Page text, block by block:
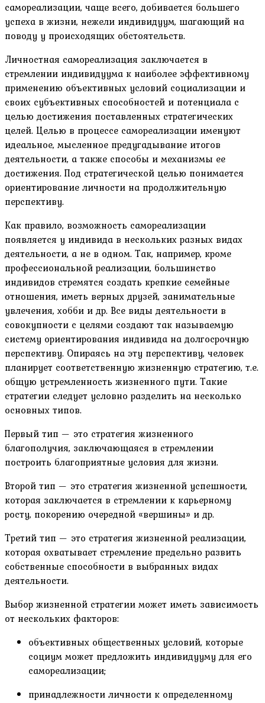
самореализации, чаще всего, добивается большего
успеха в жизни, нежели индивидуум, шагающий на
поводу у происходящих обстоятельств.
Личностная самореализация заключается в
стремлении индивидуума к наиболее эффективному
применению объективных условий социализации и
своих субъективных способностей и потенциала с
целью достижения поставленных стратегических
целей. Целью в процессе самореализации именуют
идеальное, мысленное предугадывание итогов
деятельности, а также способы и механизмы ее
достижения. Под стратегической целью понимается
ориентирование личности на продолжительную
перспективу.
Как правило, возможность самореализации
появляется у индивида в нескольких разных видах
деятельности, а не в одном. Так, например, кроме
профессиональной реализации, большинство
индивидов стремятся создать крепкие семейные
отношения, иметь верных друзей, занимательные
увлечения, хобби и др. Все виды деятельности в
совокупности с целями создают так называемую
систему ориентирования индивида на долгосрочную
перспективу. Опираясь на эту перспективу, человек
планирует соответственную жизненную стратегию, т.е.
общую устремленность жизненного пути. Такие
стратегии следует условно разделить на несколько
основных типов.
Первый тип — это стратегия жизненного
благополучия, заключающаяся в стремлении
построить благоприятные условия для жизни.
Второй тип — это стратегия жизненной успешности,
которая заключается в стремлении к карьерному
росту, покорению очередной «вершины» и др.
Третий тип — это стратегия жизненной реализации,
которая охватывает стремление предельно развить
собственные способности в выбранных видах
деятельности.
Выбор жизненной стратегии может иметь зависимость
от нескольких факторов:
объективных общественных условий, которые
социум может предложить индивидууму для его
самореализации;
принадлежности личности к определенному